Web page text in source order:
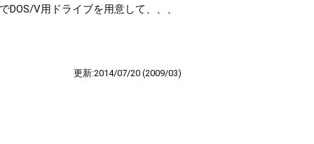
V用ドライブを用意して、、、
更新:2014/07/20 (2009/03)